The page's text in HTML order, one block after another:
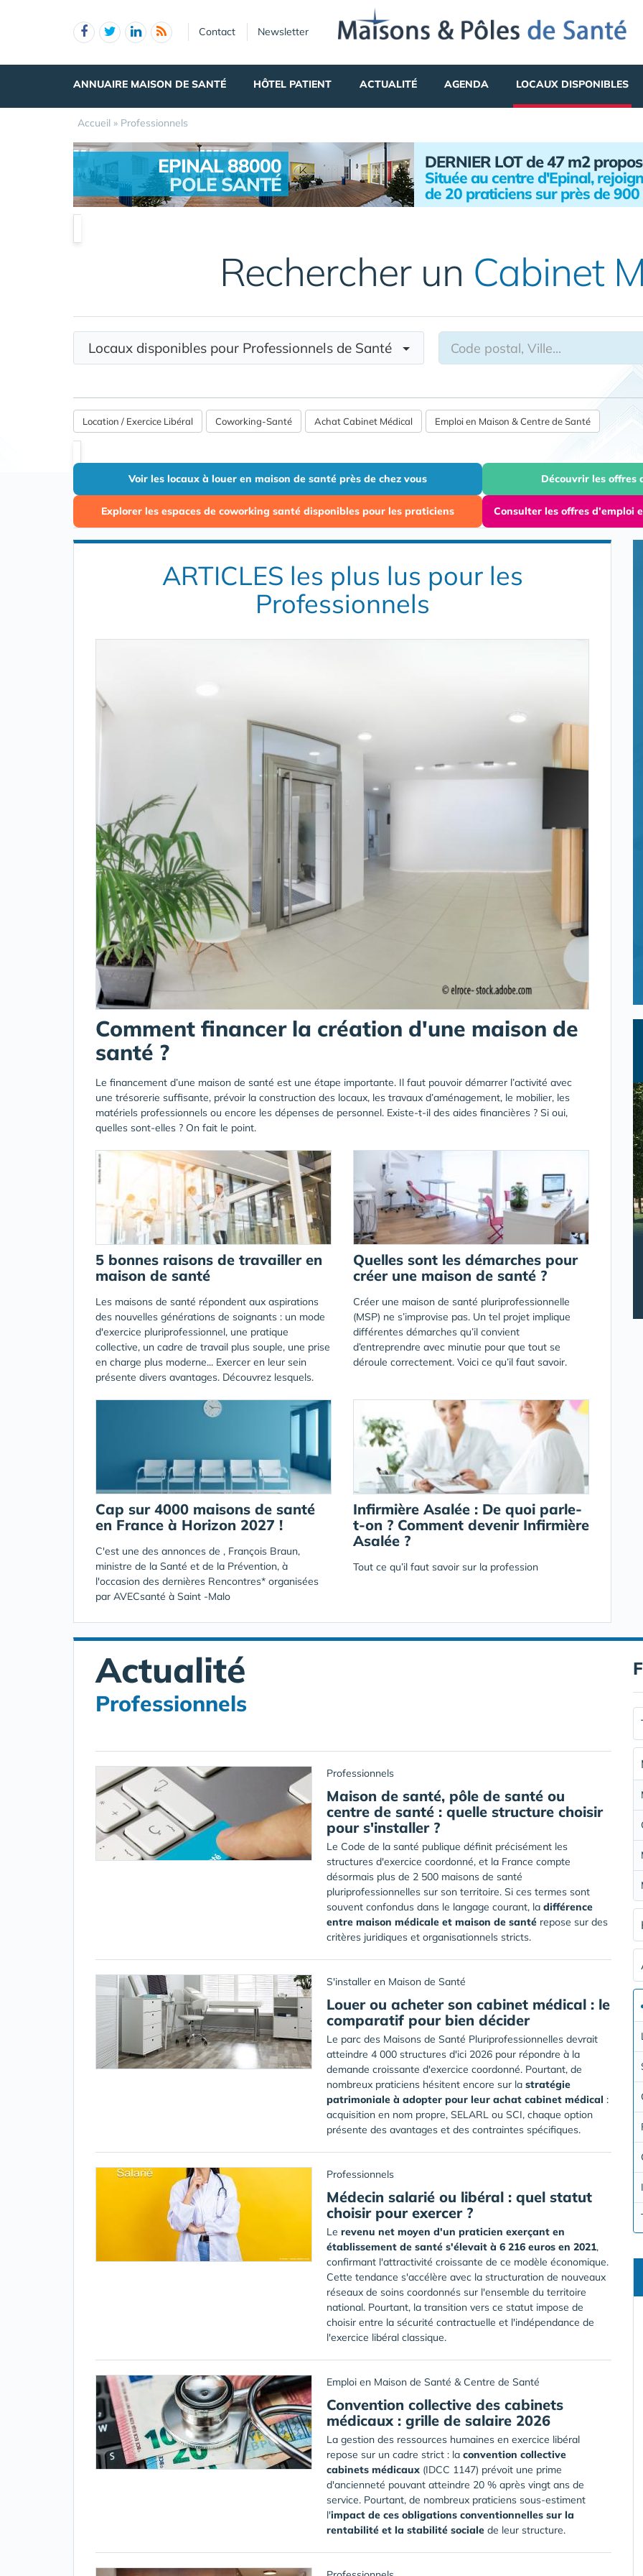
Contact Newsletter
ANNUAIRE MAISON DE SANTÉ HÔTEL PATIENT ACTUALITÉ AGENDA LOCAUX DISPONIBLES
Accueil » Professionnels
EPINAL 88000
POLE SANTÉ
.
DERNIER LOT de 47 m2
Située au centre d'Epinal,
de 20 praticiens sur près de 900
Rechercher un Cabinet
Locaux disponibles pour Professionnels de Santé
Location / Exercice Libéral Coworking-Santé Achat Cabinet Médical Emploi en Maison & Centre de Santé
Voir les locaux à louer en maison de santé près de chez vous Découvrir les offres
Explorer les espaces de coworking santé disponibles pour les praticiens Consulter les offres d’emploi
ARTICLES les plus lus pour les
Professionnels
Comment financer la création d'une maison de
santé ?
Le financement d’une maison de santé est une étape importante. Il faut pouvoir démarrer l’activité avec
une trésorerie suffisante, prévoir la construction des locaux, les travaux d’aménagement, le mobilier, les
matériels professionnels ou encore les dépenses de personnel. Existe-t-il des aides financières ? Si oui,
quelles sont-elles ? On fait le point.
5 bonnes raisons de travailler en
maison de santé
Les maisons de santé répondent aux aspirations
des nouvelles générations de soignants : un mode
d'exercice pluriprofessionnel, une pratique
collective, un cadre de travail plus souple, une prise
en charge plus moderne... Exercer en leur sein
présente divers avantages. Découvrez lesquels.
Quelles sont les démarches pour
créer une maison de santé ?
Créer une maison de santé pluriprofessionnelle
(MSP) ne s’improvise pas. Un tel projet implique
différentes démarches qu’il convient
d’entreprendre avec minutie pour que tout se
déroule correctement. Voici ce qu’il faut savoir.
Cap sur 4000 maisons de santé
en France à Horizon 2027 !
C'est une des annonces de , François Braun,
ministre de la Santé et de la Prévention, à
l'occasion des dernières Rencontres* organisées
par AVECsanté à Saint -Malo
Infirmière Asalée : De quoi parle-
t-on ? Comment devenir Infirmière
Asalée ?
Tout ce qu’il faut savoir sur la profession
Actualité
Professionnels
Professionnels
Maison de santé, pôle de santé ou
centre de santé : quelle structure choisir
pour s'installer ?
Le Code de la santé publique définit précisément les
structures d'exercice coordonné, et la France compte
désormais plus de 2 500 maisons de santé
pluriprofessionnelles sur son territoire. Si ces termes sont
souvent confondus dans le langage courant, la différence
entre maison médicale et maison de santé repose sur des
critères juridiques et organisationnels stricts.
S'installer en Maison de Santé
Louer ou acheter son cabinet médical : le
comparatif pour bien décider
Le parc des Maisons de Santé Pluriprofessionnelles devrait
atteindre 4 000 structures d'ici 2026 pour répondre à la
demande croissante d'exercice coordonné. Pourtant, de
nombreux praticiens hésitent encore sur la stratégie
patrimoniale à adopter pour leur achat cabinet médical :
acquisition en nom propre, SELARL ou SCI, chaque option
présente des avantages et des contraintes spécifiques.
Professionnels
Médecin salarié ou libéral : quel statut
choisir pour exercer ?
Le revenu net moyen d'un praticien exerçant en
établissement de santé s'élevait à 6 216 euros en 2021,
confirmant l'attractivité croissante de ce modèle économique.
Cette tendance s'accélère avec la structuration de nouveaux
réseaux de soins coordonnés sur l'ensemble du territoire
national. Pourtant, la transition vers ce statut impose de
choisir entre la sécurité contractuelle et l'indépendance de
l'exercice libéral classique.
Emploi en Maison de Santé & Centre de Santé
Convention collective des cabinets
médicaux : grille de salaire 2026
La gestion des ressources humaines en exercice libéral
repose sur un cadre strict : la convention collective
cabinets médicaux (IDCC 1147) prévoit une prime
d'ancienneté pouvant atteindre 20 % après vingt ans de
service. Pourtant, de nombreux praticiens sous-estiment
l'impact de ces obligations conventionnelles sur la
rentabilité et la stabilité sociale de leur structure.